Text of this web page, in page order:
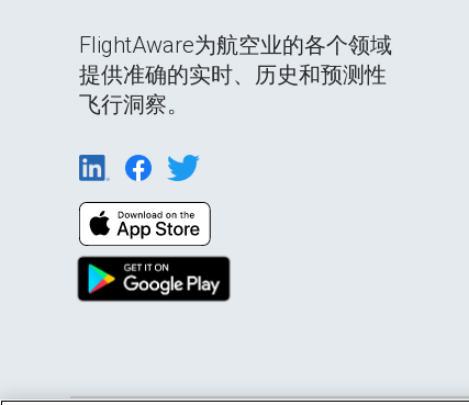
FlightAware为航空业的各个领域
提供准确的实时、历史和预测性
飞行洞察。